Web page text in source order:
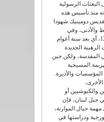
الرسولية
منذ تأسيس هذه
دومينيك شهودا
والأدنى، وفي
الخطوط الامامية. ومنذ 1228، أي بعد ستة أعوام
الجديدة
المقدسة، ولكن حين
المسيحية
والأديرة.
الأخرى،
والكبوشيين أو
جبل لبنان، فإن
مهمة حيال الموارنة،
ودراستها في